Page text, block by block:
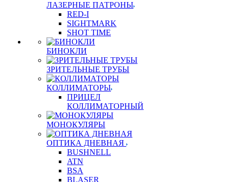
ЛАЗЕРНЫЕ ПАТРОНЫ
RED-I
SIGHTMARK
SHOT TIME
БИНОКЛИ
ЗРИТЕЛЬНЫЕ ТРУБЫ
КОЛЛИМАТОРЫ
ПРИЦЕЛ
КОЛЛИМАТОРНЫЙ
МОНОКУЛЯРЫ
ОПТИКА ДНЕВНАЯ
BUSHNELL
ATN
BSA
BLASER